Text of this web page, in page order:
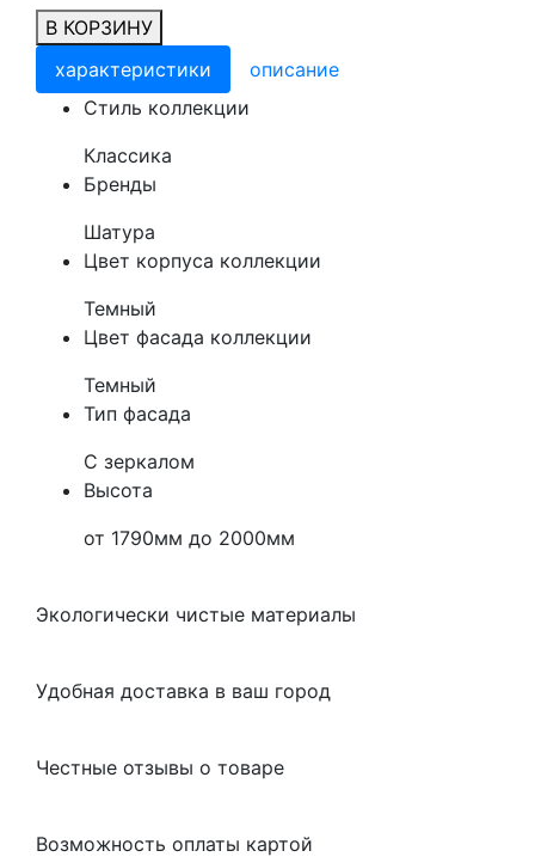
В КОРЗИНУ
характеристики
описание
Cтиль коллекции
Классика
Бренды
Шатура
Цвет корпуса коллекции
Темный
Цвет фасада коллекции
Темный
Тип фасада
С зеркалом
Высота
от 1790мм до 2000мм
Экологически чистые материалы
Удобная доставка в ваш город
Честные отзывы о товаре
Возможность оплаты картой